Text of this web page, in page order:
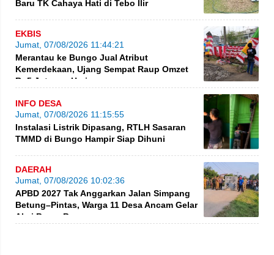
Baru TK Cahaya Hati di Tebo Ilir
EKBIS
Jumat, 07/08/2026 11:44:21
Merantau ke Bungo Jual Atribut
Kemerdekaan, Ujang Sempat Raup Omzet
Rp5 Juta per Hari
INFO DESA
Jumat, 07/08/2026 11:15:55
Instalasi Listrik Dipasang, RTLH Sasaran
TMMD di Bungo Hampir Siap Dihuni
DAERAH
Jumat, 07/08/2026 10:02:36
APBD 2027 Tak Anggarkan Jalan Simpang
Betung–Pintas, Warga 11 Desa Ancam Gelar
Aksi Besar-Besaran